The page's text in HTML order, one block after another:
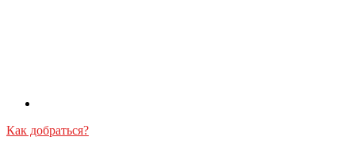
Как добраться?